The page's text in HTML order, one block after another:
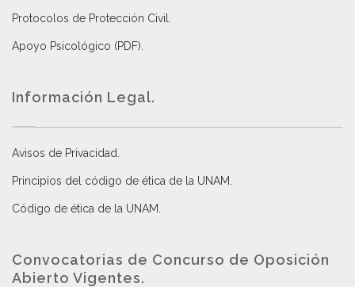
Protocolos de Protección Civil
Apoyo Psicológico (PDF)
Información Legal.
Avisos de Privacidad
Principios del código de ética de la UNAM
Código de ética de la UNAM
Convocatorias de Concurso de Oposición
Abierto Vigentes.